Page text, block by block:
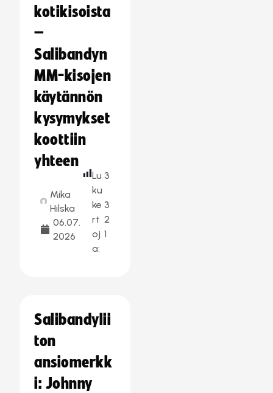
kotikisoista
–
Salibandyn
MM-kisojen
käytännön
kysymykset
koottiin
yhteen
Mika
Hilska
06.07.
2026
Lu
ku
ke
rt
oj
a:
3
3
2
1
Salibandylii
ton
ansiomerkk
i: Johnny